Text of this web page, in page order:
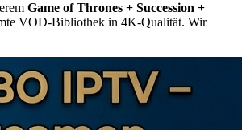
Game of Thrones + Succession +
VOD-Bibliothek in 4K-Qualität. Wir